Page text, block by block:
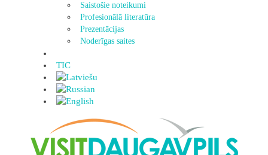
Saistošie noteikumi
Profesionālā literatūra
Prezentācijas
Noderīgas saites
TIC